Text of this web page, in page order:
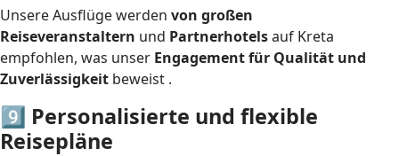
Unsere Ausflüge werden von großen
Reiseveranstaltern und Partnerhotelsauf Kreta
empfohlen, was unser Engagement für Qualität und
Zuverlässigkeit beweist .
9️⃣ Personalisierte und flexible
Reisepläne